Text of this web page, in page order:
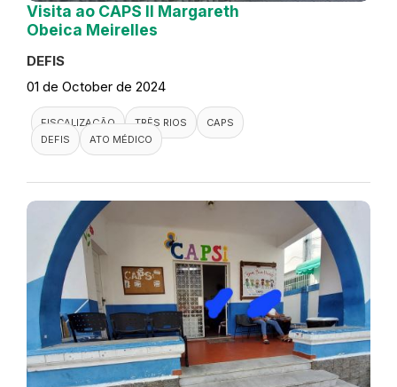
Visita ao CAPS II Margareth
Obeica Meirelles
DEFIS
01 de October de 2024
FISCALIZAÇÃO TRÊS RIOS
CAPS
DEFIS
ATO MÉDICO